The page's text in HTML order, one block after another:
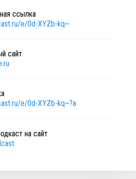
ссылка
e/0d-XYZb-kq~
сайт
e/0d-XYZb-kq~?a
на сайт